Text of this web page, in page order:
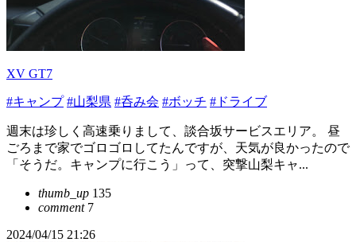
XV GT7
#キャンプ #山梨県 #呑み会 #ボッチ #ドライブ
週末は珍しく高速乗りまして、談合坂サービスエリア。 昼
ごろまで家でゴロゴロしてたんですが、天気が良かったので
「そうだ。キャンプに行こう」って、突撃山梨キャ...
thumb_up 135
comment7
2024/04/15 21:26